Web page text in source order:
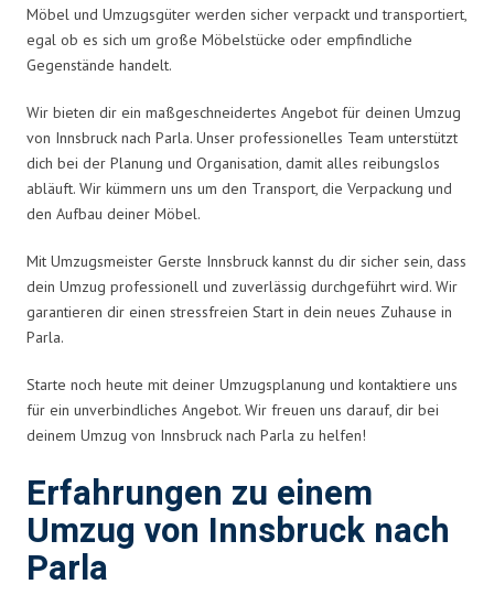
Möbel und Umzugsgüter werden sicher verpackt und transportiert,
egal ob es sich um große Möbelstücke oder empfindliche
Gegenstände handelt.
Wir bieten dir ein maßgeschneidertes Angebot für deinen Umzug
von Innsbruck nach Parla. Unser professionelles Team unterstützt
dich bei der Planung und Organisation, damit alles reibungslos
abläuft. Wir kümmern uns um den Transport, die Verpackung und
den Aufbau deiner Möbel.
Mit Umzugsmeister Gerste Innsbruck kannst du dir sicher sein, dass
dein Umzug professionell und zuverlässig durchgeführt wird. Wir
garantieren dir einen stressfreien Start in dein neues Zuhause in
Parla.
Starte noch heute mit deiner Umzugsplanung und kontaktiere uns
für ein unverbindliches Angebot. Wir freuen uns darauf, dir bei
deinem Umzug von Innsbruck nach Parla zu helfen!
Erfahrungen zu einem
Umzug von Innsbruck nach
Parla